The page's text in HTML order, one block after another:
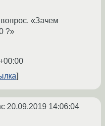
«Зачем
?»
20.09.2019 14:06:04